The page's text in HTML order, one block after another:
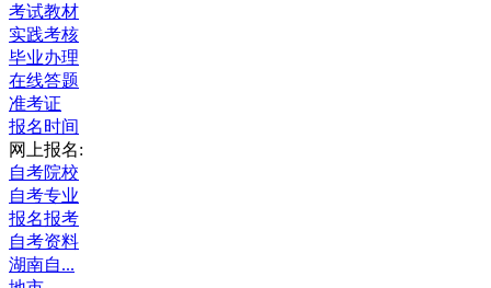
考试教材
实践考核
毕业办理
在线答题
准考证
报名时间
网上报名:
自考院校
自考专业
报名报考
自考资料
湖南自...